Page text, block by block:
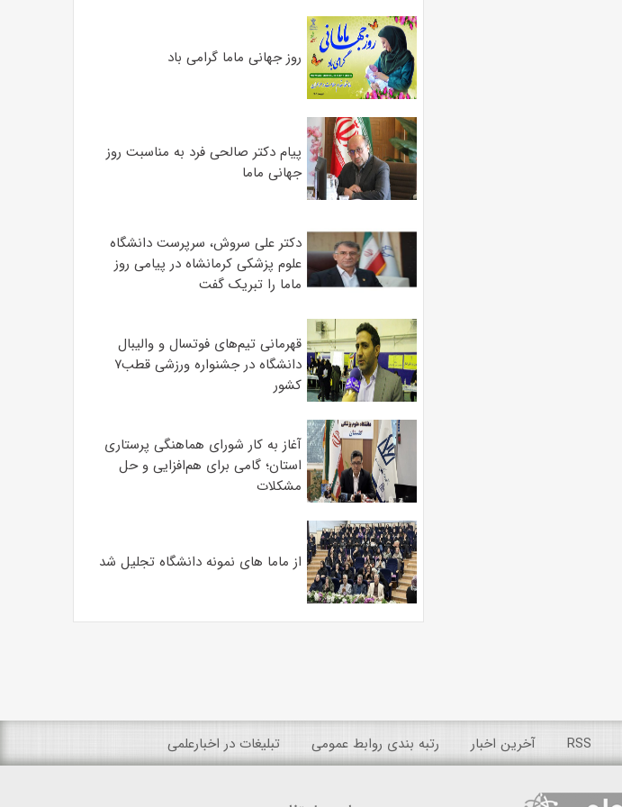
روز جهانی ماما گرامی باد
پیام دکتر صالحی فرد به مناسبت روز
جهانی ماما
دکتر علی سروش، سرپرست دانشگاه
علوم پزشکی کرمانشاه در پیامی روز
ماما را تبریک گفت
قهرمانی تیم‌های فوتسال و والیبال
دانشگاه در جشنواره ورزشی قطب۷
کشور
آغاز به کار شورای هماهنگی پرستاری
استان؛ گامی برای هم‌افزایی و حل
مشکلات
از ماما های نمونه دانشگاه تجلیل شد
RSS آخرین اخبار رتبه بندی روابط عمومی تبلیغات در اخبارعلمی